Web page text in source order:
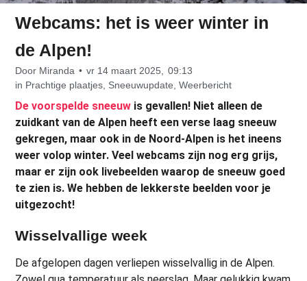
Webcams: het is weer winter in
de Alpen!
Door Miranda • vr 14 maart 2025,
09:13
in Prachtige plaatjes Sneeuwupdate ,Weerbericht
De voorspelde sneeuw is gevallen! Niet alleen de
zuidkant van de Alpen heeft een verse laag sneeuw
gekregen, maar ook in de Noord-Alpen is het ineens
weer volop winter. Veel webcams zijn nog erg grijs,
maar er zijn ook livebeelden waarop de sneeuw goed
te zien is. We hebben de lekkerste beelden voor je
uitgezocht!
Wisselvallige week
De afgelopen dagen verliepen wisselvallig in de Alpen.